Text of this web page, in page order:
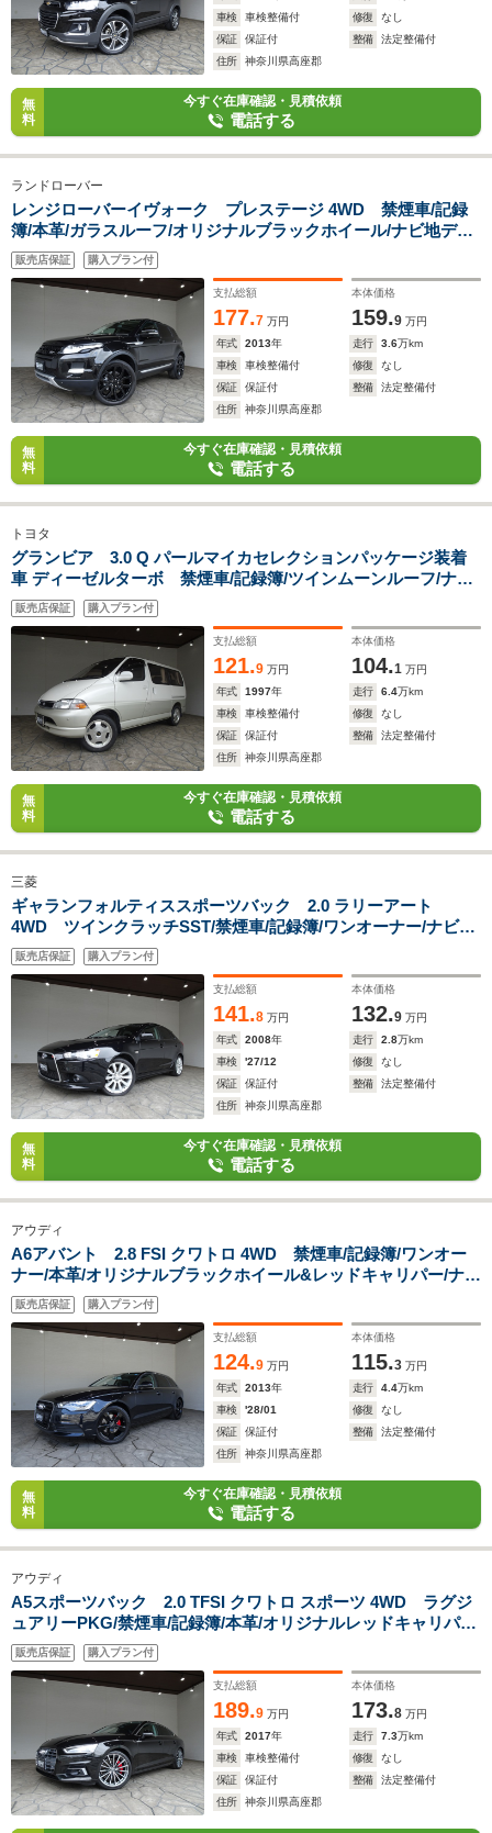
車検
車検整備付 修復
なし
保証
保証付 整備
法定整備付
住所
神奈川県高座郡
無
料
今すぐ在庫確認・見積依頼
電話する
ランドローバー
レンジローバーイヴォーク プレステージ 4WD 禁煙車/記録
簿/本革/ガラスルーフ/オリジナルブラックホイール/ナビ地デ
ジ/Bluetooth/MERIDIAN/フロント&サイド&バックカメ
ラ/HID/ETC/スマートキー/クルコン/シート&ステアヒーター/パ
ドルシフト/パワーゲート/
販売店保証 購入プラン付
支払総額
177.7 万円
本体価格
159.9 万円
年式
2013年 走行 3.6万km
車検
車検整備付 修復
なし
保証
保証付 整備
法定整備付
住所
神奈川県高座郡
無
料
今すぐ在庫確認・見積依頼
電話する
トヨタ
グランビア 3.0 Q パールマイカセレクションパッケージ装着
車 ディーゼルターボ 禁煙車/記録簿/ツインムーンルーフ/ナビ
地デジ/Bluetooth/バックカメラ/フリップダウン/イージークロ
ーザー/電動カーテン/後席エアコン/キーレス/スペアキー/パワー
シート/オートライト/前後クリアランスソナー/
販売店保証 購入プラン付
支払総額
121.9 万円
本体価格
104.1 万円
年式
1997年 走行 6.4万km
車検
車検整備付 修復
なし
保証
保証付 整備
法定整備付
住所
神奈川県高座郡
無
料
今すぐ在庫確認・見積依頼
電話する
三菱
ギャランフォルティススポーツバック 2.0 ラリーアート
4WD ツインクラッチSST/禁煙車/記録簿/ワンオーナー/ナビ地
デジ/Rockford/バックカメラ/HID/ETC/スマートキー/クルーズ
コントロール/パドルシフト/オートライト/オートエアコン/電格
ミラー/フォグランプ/18インチアルミ/
販売店保証 購入プラン付
支払総額
141.8 万円
本体価格
132.9 万円
年式
2008年 走行 2.8万km
車検
'27/12 修復
なし
保証
保証付 整備
法定整備付
住所
神奈川県高座郡
無
料
今すぐ在庫確認・見積依頼
電話する
アウディ
A6アバント 2.8 FSI クワトロ 4WD 禁煙車/記録簿/ワンオー
ナー/本革/オリジナルブラックホイール&レッドキャリパー/ナビ
地デジ/Bluetooth/BOSE/バックカメラ/ドラレコ/LED/ETC/スマ
ートキー/スペアキー/クルコン/シートヒーター/パワーゲート/
販売店保証 購入プラン付
支払総額
124.9 万円
本体価格
115.3 万円
年式
2013年 走行 4.4万km
車検
'28/01 修復
なし
保証
保証付 整備
法定整備付
住所
神奈川県高座郡
無
料
今すぐ在庫確認・見積依頼
電話する
アウディ
A5スポーツバック 2.0 TFSI クワトロ スポーツ 4WD ラグジ
ュアリーPKG/禁煙車/記録簿/本革/オリジナルレッドキャリパー/
ナビ地デジ/CarPlay/Bluetooth/全周囲カメラ/LED/ETC/スマー
トキー/ACC/シートヒーター/パドルシフト/パワーゲート/パーク
アシスト/BSM/19AW/
販売店保証 購入プラン付
支払総額
189.9 万円
本体価格
173.8 万円
年式
2017年 走行 7.3万km
車検
車検整備付 修復
なし
保証
保証付 整備
法定整備付
住所
神奈川県高座郡